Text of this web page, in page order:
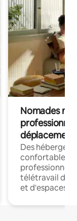
Nomades
déplacement
Des
confortables
professionnels
télétravail
et d'espaces